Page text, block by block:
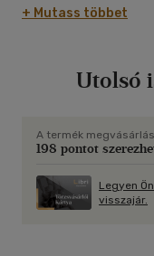
osztálytalálkozójára
változik. Mit
+ Mutass többet
Utolsó
A termék
198 pontot
Legyen
visszajár.